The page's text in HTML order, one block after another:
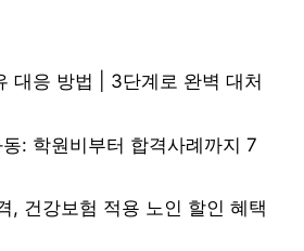
대응 방법 | 3단계로 완벽 대처
: 학원비부터 합격사례까지 7
, 건강보험 적용 노인 할인 혜택